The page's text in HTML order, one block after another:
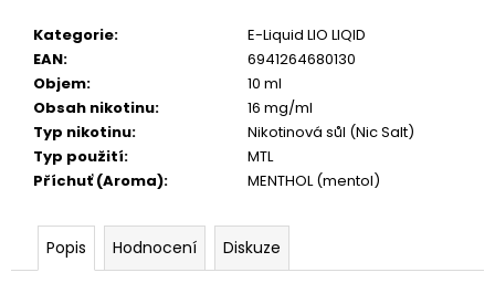
Kategorie:
E-Liquid LIO LIQID
EAN:
6941264680130
Objem:
10 ml
Obsah nikotinu:
16 mg/ml
Typ nikotinu:
Nikotinová sůl (Nic Salt)
Typ použití:
MTL
Příchuť (Aroma): MENTHOL (mentol)
Popis Hodnocení Diskuze
CAPPUCINO-
79
Kč
Původně:
169
Kč